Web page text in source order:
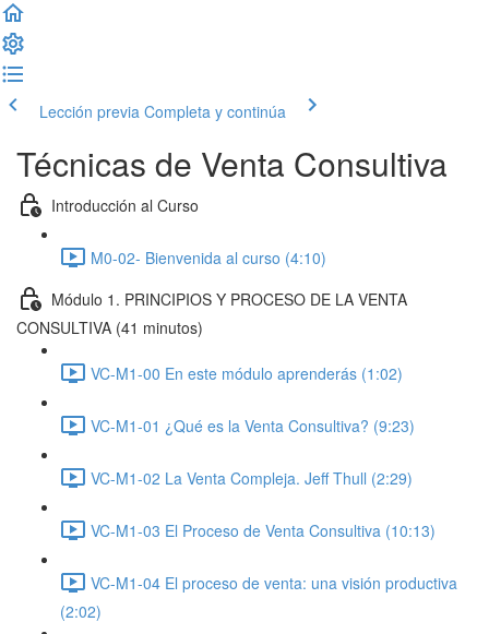
Lección previa Completa y continúa
Técnicas de Venta Consultiva
Introducción al Curso
M0-02- Bienvenida al curso (4:10)
Módulo 1. PRINCIPIOS Y PROCESO DE LA VENTA
CONSULTIVA (41 minutos)
VC-M1-00 En este módulo aprenderás (1:02)
VC-M1-01 ¿Qué es la Venta Consultiva? (9:23)
VC-M1-02 La Venta Compleja. Jeff Thull (2:29)
VC-M1-03 El Proceso de Venta Consultiva (10:13)
VC-M1-04 El proceso de venta: una visión productiva
(2:02)